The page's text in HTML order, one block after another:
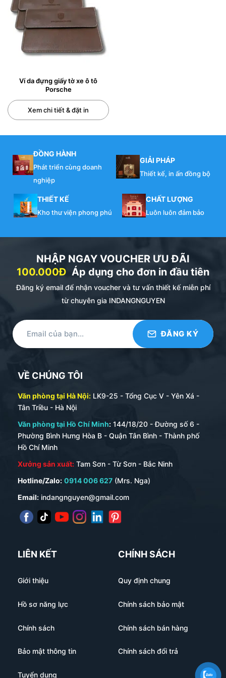
0/5(0 Reviews)
Ví da đựng giấy tờ xe ô tô
Porsche
Xem chi tiết & đặt in
ĐỒNG HÀNH
Phát triển cùng doanh
nghiệp
GIẢI PHÁP
Thiết kế, in ấn đồng bộ
THIẾT KẾ
Kho thư viện phong phú
CHẤT LƯỢNG
Luôn luôn đảm bảo
NHẬP NGAY VOUCHER ƯU ĐÃI
100.000Đ Áp dụng cho đơn in đầu tiên
Đăng ký email để nhận voucher và tư vấn thiết kế miễn phí
từ chuyên gia INDANGNGUYEN
VỀ CHÚNG TÔI
Văn phòng tại Hà Nội: LK9-25 - Tổng Cục V - Yên Xá -
Tân Triều - Hà Nội
Văn phòng tại Hồ Chí Minh: 144/18/20 - Đường số 6 -
Phường Bình Hưng Hòa B - Quận Tân Bình - Thành phố
Hồ Chí Minh
Xưởng sản xuất: Tam Sơn - Từ Sơn - Bắc Ninh
Hotline/Zalo: 0914 006 627 (Mrs. Nga)
Email: indangnguyen@gmail.com
LIÊN KẾT
Giới thiệu
Hồ sơ năng lực
Chính sách
Bảo mật thông tin
Tuyển dụng
CHÍNH SÁCH
Quy định chung
Chính sách bảo mật
Chính sách bán hàng
Chính sách đổi trả